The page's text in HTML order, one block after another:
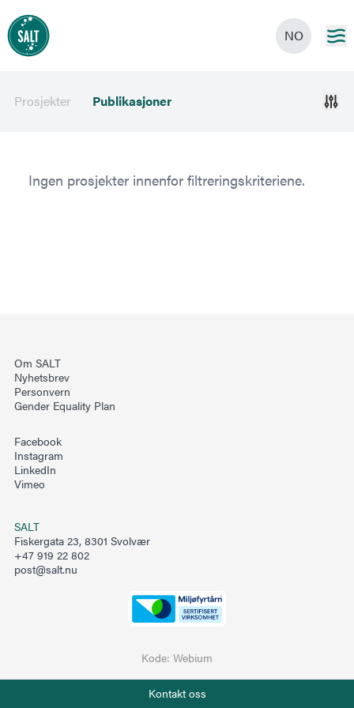
NO
Prosjekter Publikasjoner
Ingen prosjekter innenfor filtreringskriteriene.
Om SALT
Nyhetsbrev
Personvern
Gender Equality Plan
Facebook
Instagram
LinkedIn
Vimeo
SALT
Fiskergata 23, 8301 Svolvær
+47 919 22 802
post@salt.nu
Kode: Webium
Kontakt oss